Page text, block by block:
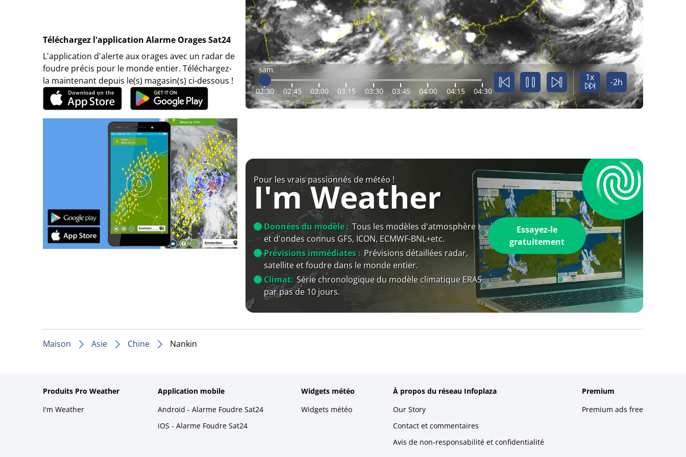
Téléchargez l'application Alarme Orages Sat24
L'application d'alerte aux orages avec un radar de
foudre précis pour le monde entier. Téléchargez-
la maintenant depuis le(s) magasin(s) ci-dessous !
sam.
02:30 02:45 03:00 03:15 03:30 03:45 04:00 04:15 04:30
1x -2h
Pour les vrais passionnés de météo !
I'm Weather
Données du modèle : Tous les modèles d'atmosphère
et d'ondes connus GFS, ICON, ECMWF-BNL+etc.
Prévisions immédiates : Prévisions détaillées radar,
satellite et foudre dans le monde entier.
Climat: Série chronologique du modèle climatique ERA5
par pas de 10 jours.
Essayez-le
gratuitement
Maison Asie Chine Nankin
Produits Pro Weather
I'm Weather
Application mobile
Android - Alarme Foudre Sat24
iOS - Alarme Foudre Sat24
Widgets météo
Widgets météo
À propos du réseau Infoplaza
Our Story
Contact et commentaires
Avis de non-responsabilité et confidentialité
Premium
Premium ads free